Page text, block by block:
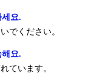
요.
でください。
요.
ています。